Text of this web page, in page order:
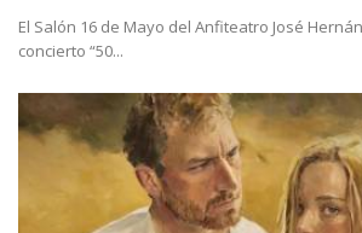
El Salón 16 de Mayo del Anfiteatro José
concierto “50...